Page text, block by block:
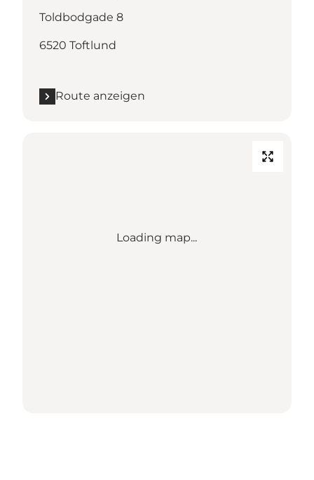
Toldbodgade 8
6520 Toftlund
Route anzeigen
Loading map...